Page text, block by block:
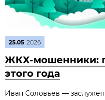
25.05 2026
ЖКХ-мошенники:
этого года
Иван Соловьев —